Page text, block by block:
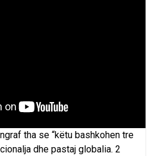
tha se “këtu bashkohen tre
dhe pastaj globalia. 2